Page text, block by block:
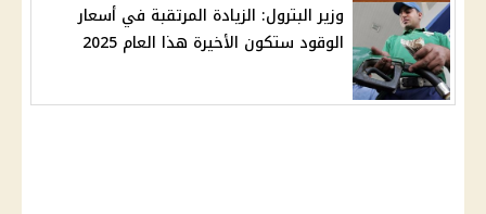
وزير البترول: الزيادة المرتقبة في أسعار
الوقود ستكون الأخيرة هذا العام 2025